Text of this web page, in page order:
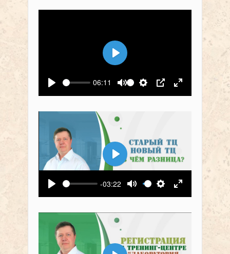
Воспроизвести
06:11
Выключить звук
Настройки
PIP На весь
Воспроизвести
Воспроизвести
-03:22
Выключить звук
Настройки
На весь
Воспроизвести